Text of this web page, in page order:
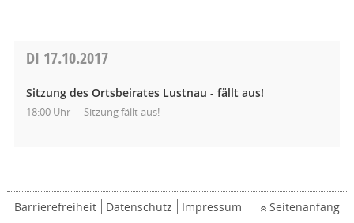
DI 17.10.2017
Sitzung des Ortsbeirates Lustnau - fällt aus!
18:00 Uhr Sitzung fällt aus!
Barrierefreiheit Datenschutz Impressum Seitenanfang